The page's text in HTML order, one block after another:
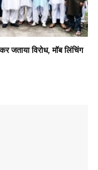
जताया विरोध, मॉब लिंचिंग